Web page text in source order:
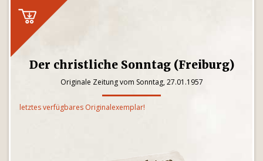
Der christliche Sonntag (Freiburg)
Originale Zeitung vom Sonntag, 27.01.1957
letztes verfügbares Originalexemplar!